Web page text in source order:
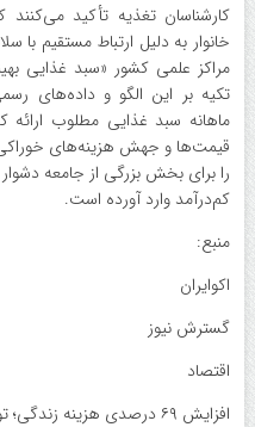
کارشناسان تغذیه تأکید
خانوار به دلیل ارتباط مستقیم
مراکز علمی کشور «سبد غذایی
تکیه بر این الگو و داده‌های
ماهانه سبد غذایی مطلوب ارائه
قیمت‌ها و جهش هزینه‌های
را برای بخش بزرگی از جامعه
کم‌درآمد وارد آورده است.
منبع:
اکوایران
گسترش نیوز
اقتصاد
افزایش ۶۹ درصدی هزینه زندگی؛ تورم مواد غذایی از کنترل خارج شد